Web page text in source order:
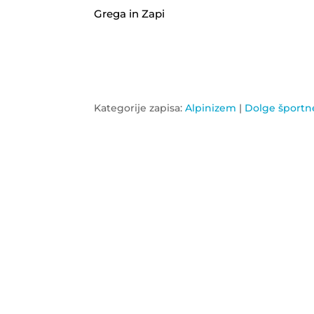
Grega in Zapi
Kategorije zapisa:Alpinizem | Dolge